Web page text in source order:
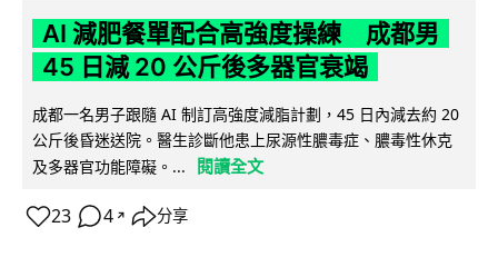
AI 減肥餐單配合高強度操練 成都男
45 日減 20 公斤後多器官衰竭
成都一名男子跟隨 AI 制訂高強度減脂計劃，45 日內減去約 20
公斤後昏迷送院。醫生診斷他患上尿源性膿毒症、膿毒性休克
及多器官功能障礙。...
閱讀全文
23 4 ↗ 分享